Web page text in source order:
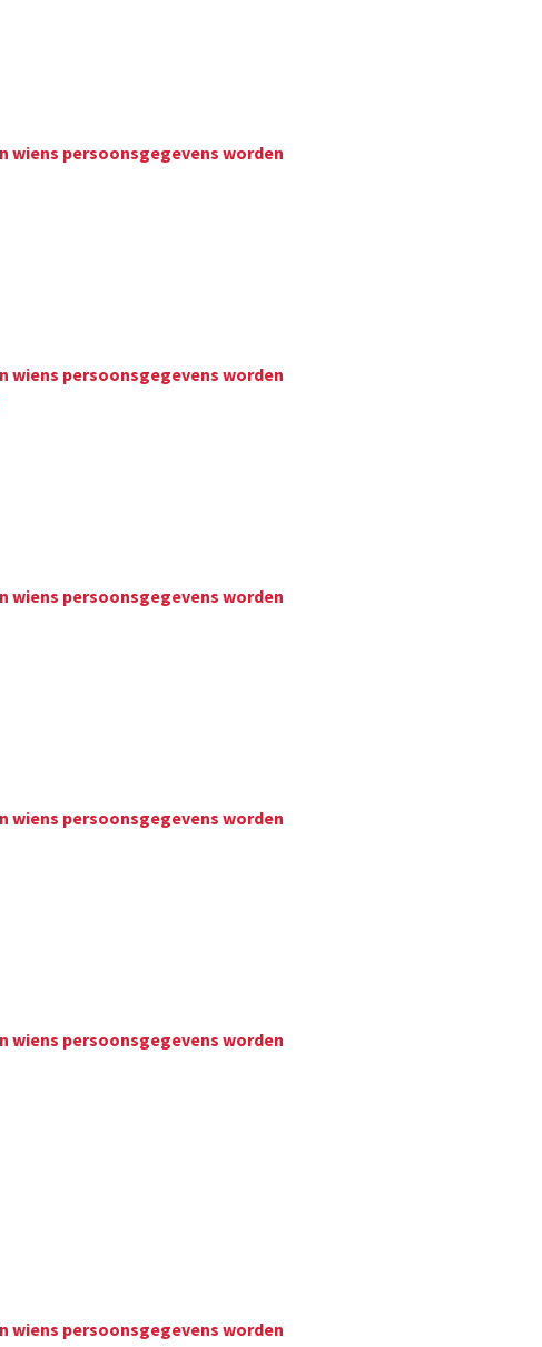
wiens persoonsgegevens worden
wiens persoonsgegevens worden
wiens persoonsgegevens worden
wiens persoonsgegevens worden
wiens persoonsgegevens worden
wiens persoonsgegevens worden